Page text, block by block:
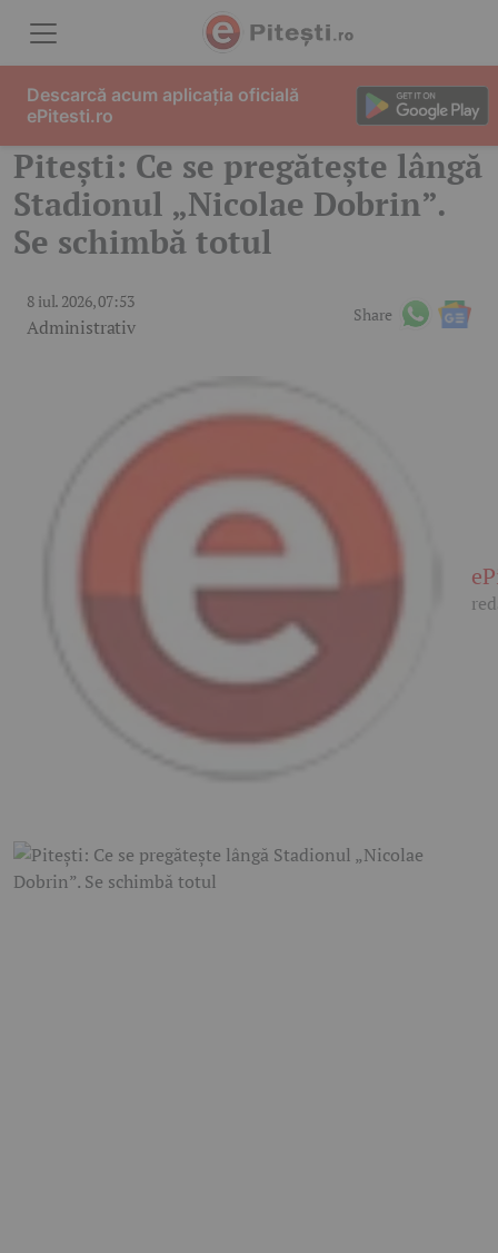
Pitești: Ce se pregătește lângă
Stadionul „Nicolae Dobrin”.
Se schimbă totul
8 iul. 2026, 07:53
Administrativ
Share
Descarcă acum aplicația oficială
ePitesti.ro